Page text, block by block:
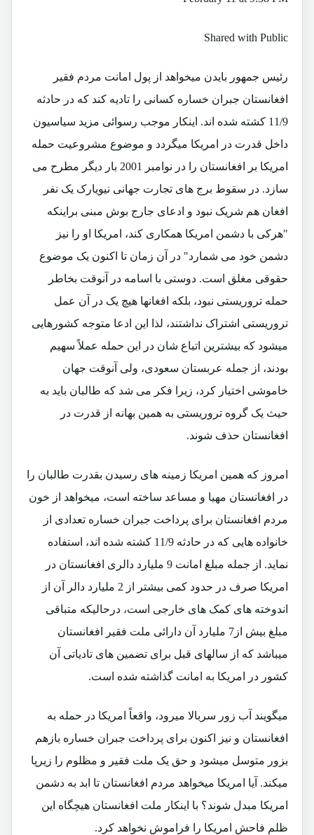
Shared with Public
رئیس جمهور بایدن میخواهد از پول امانت مردم فقیر
افغانستان جبران خساره کسانی را تادیه کند که در حادثه
11/9 کشته شده اند. اینکار موجب رسوائی مزید سیاسیون
داخل قدرت در امریکا میگردد و موضوع مشروعیت حمله
امریکا بر افغانستان را در نوامبر 2001 بار دیگر مطرح می
سازد. در سقوط برج های تجارت جهانی نیویارک یک نفر
افغان هم شریک نبود و ادعای جارج بوش مبنی براینکه
"هرکی با دشمن امریکا همکاری کند، امریکا او را نیز
دشمن خود می شمارد" در آن زمان تا اکنون یک موضوع
حقوقی مغلق است. دوستی با اسامه در آنوقت بخاطر
حمله تروریستی نبود، بلکه افغانها هیچ یک در آن عمل
تروریستی اشتراک نداشتند، لذا این ادعا متوجه کشورهایی
میشود که بیشترین اتباع شان در این حمله عملاً سهیم
بودند، از جمله عربستان سعودی، ولی آنوقت جهان
خاموشی اختیار کرد، زیرا فکر می شد که طالبان باید به
حیث یک گروه تروریستی به همین بهانه از قدرت در
افغانستان حذف شوند.
امروز که همین امریکا زمینه های رسیدن بقدرت طالبان را
در افغانستان مهیا و مساعد ساخته است، میخواهد از خون
مردم افغانستان برای پرداخت جبران خساره تعدادی از
خانواده هایی که در حادثه 11/9 کشته شده اند، استفاده
نماید. از جمله مبلغ امانت 9 ملیارد دالری افغانستان در
امریکا صرف در حدود کمی بیشتر از 2 ملیارد دالر آن از
اندوخته های کمک های خارجی است، درحالیکه متباقی
مبلغ بیش از7 ملیارد آن دارائی ملت فقیر افغانستان
میباشد که از سالهای قبل برای تضمین های تادیاتی آن
کشور در امریکا به امانت گذاشته شده است.
میگویند آب زور سربالا میرود، واقعاً امریکا در حمله به
افغانستان و نیز اکنون برای پرداخت جبران خساره بازهم
بزور متوسل میشود و حق یک ملت فقیر و مظلوم را زیرپا
میکند. آیا امریکا میخواهد مردم افغانستان تا ابد به دشمن
امریکا مبدل شوند؟ با اینکار ملت افغانستان هیچگاه این
ظلم فاحش امریکا را فراموش نخواهد کرد.